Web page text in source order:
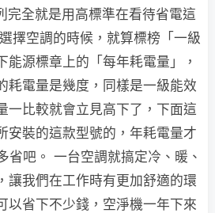
完全就是用高標準在看待省電這
擇空調的時候，就算標榜「一級
能源標章上的「每年耗電量」，
耗電量是幾度，同樣是一級能效
一比較就會立見高下了，下面這
安裝的這款型號的，年耗電量才
省吧。 一台空調就搞定冷、暖、
讓我們在工作時有更加舒適的環
以省下不少錢，空淨機一年下來